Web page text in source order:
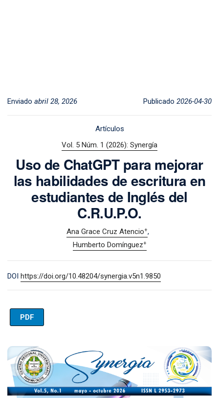
Enviado abril 28, 2026 Publicado 2026-04-30
Artículos
Vol. 5 Núm. 1 (2026): Synergía
Uso de ChatGPT para mejorar
las habilidades de escritura en
estudiantes de Inglés del
C.R.U.P.O.
Ana Grace Cruz Atencio+
Humberto Domínguez+
DOI https://doi.org/10.48204/synergia.v5n1.9850
PDF
Imagen de portada